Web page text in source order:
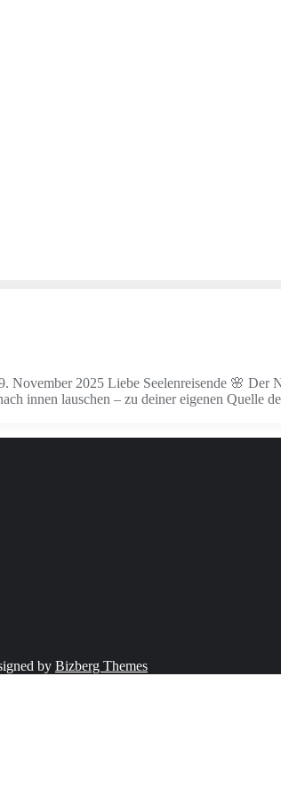
2025 Liebe Seelenreisende 🌸 Der
innen lauschen – zu deiner eigenen Quelle
by Bizberg Themes